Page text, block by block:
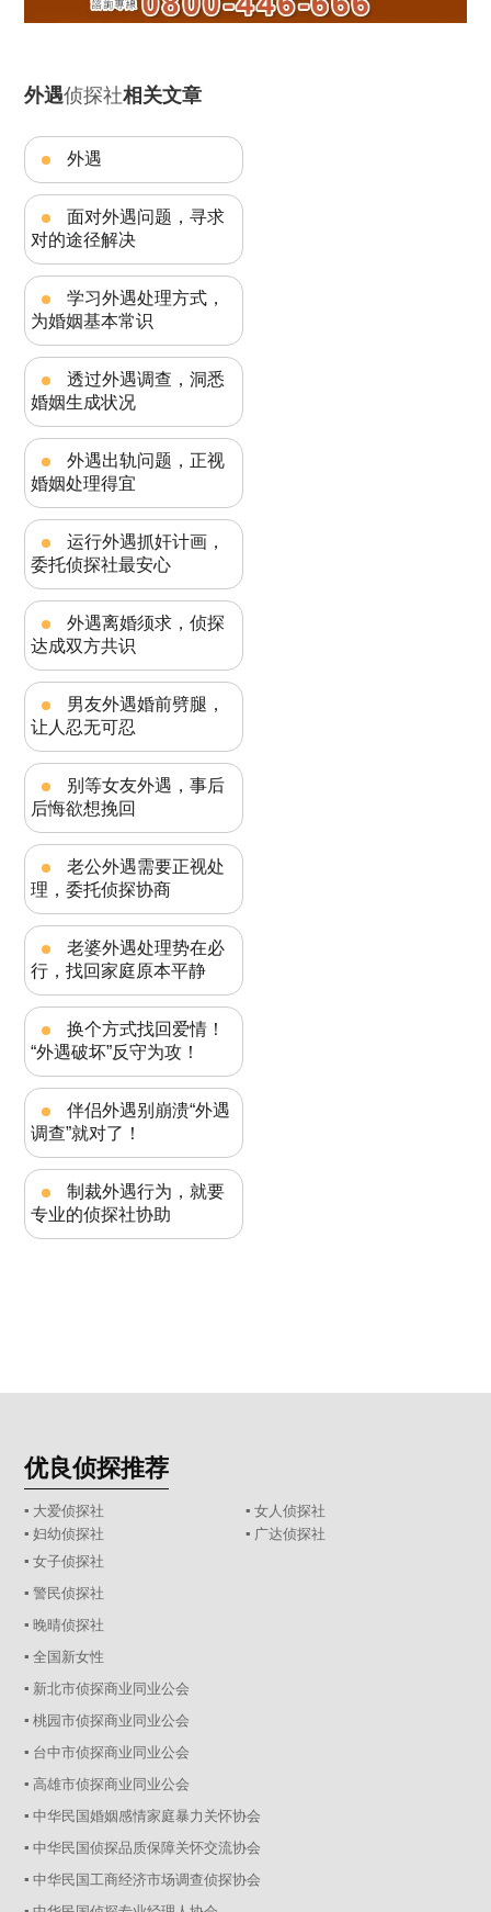
外遇侦探社相关文章
外遇
面对外遇问题，寻求
对的途径解决
学习外遇处理方式，
为婚姻基本常识
透过外遇调查，洞悉
婚姻生成状况
外遇出轨问题，正视
婚姻处理得宜
运行外遇抓奸计画，
委托侦探社最安心
外遇离婚须求，侦探
达成双方共识
男友外遇婚前劈腿，
让人忍无可忍
别等女友外遇，事后
后悔欲想挽回
老公外遇需要正视处
理，委托侦探协商
老婆外遇处理势在必
行，找回家庭原本平静
换个方式找回爱情！
“外遇破坏”反守为攻！
伴侣外遇别崩溃“外遇
调查”就对了！
制裁外遇行为，就要
专业的侦探社协助
优良侦探推荐
▪ 大爱侦探社
▪ 女人侦探社
▪ 妇幼侦探社
▪ 广达侦探社
▪ 女子侦探社
▪ 警民侦探社
▪ 晚晴侦探社
▪ 全国新女性
▪ 新北市侦探商业同业公会
▪ 桃园市侦探商业同业公会
▪ 台中市侦探商业同业公会
▪ 高雄市侦探商业同业公会
▪ 中华民国婚姻感情家庭暴力关怀协会
▪ 中华民国侦探品质保障关怀交流协会
▪ 中华民国工商经济市场调查侦探协会